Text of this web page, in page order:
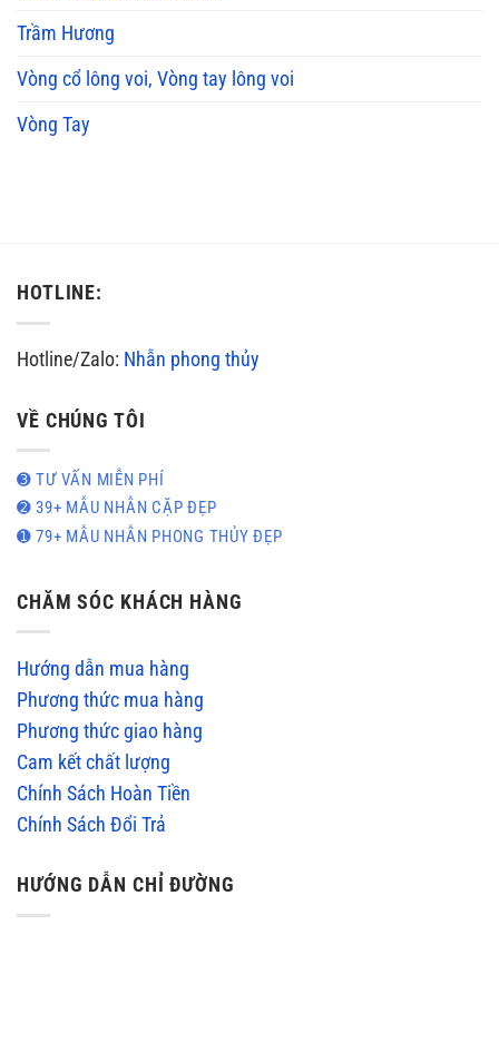
Trầm Hương
Vòng cổ lông voi, Vòng tay lông voi
Vòng Tay
HOTLINE:
Hotline/Zalo: Nhẫn phong thủy
VỀ CHÚNG TÔI
➌ TƯ VẤN MIỄN PHÍ
➋ 39+ MẪU NHẪN CẶP ĐẸP
➊ 79+ MẪU NHẪN PHONG THỦY ĐẸP
CHĂM SÓC KHÁCH HÀNG
Hướng dẫn mua hàng
Phương thức mua hàng
Phương thức giao hàng
Cam kết chất lượng
Chính Sách Hoàn Tiền
Chính Sách Đổi Trả
HƯỚNG DẪN CHỈ ĐƯỜNG